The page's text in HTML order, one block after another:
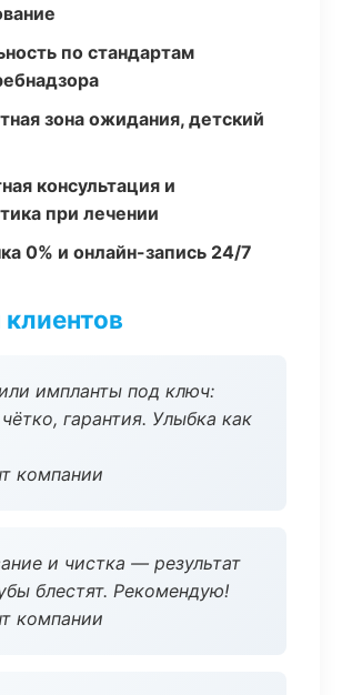
по стандартам
зона ожидания, детский
консультация и
при лечении
0% и онлайн-запись 24/7
импланты под ключ:
гарантия. Улыбка как
компании
и чистка — результат
блестят. Рекомендую!
компании